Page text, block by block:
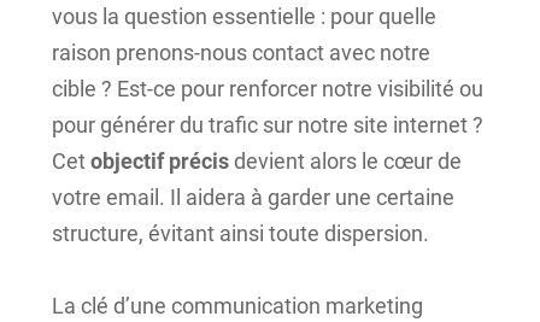
vous la question essentielle : pour quelle
raison prenons-nous contact avec notre
cible ? Est-ce pour renforcer notre visibilité ou
pour générer du trafic sur notre site internet ?
Cetobjectif précisdevient alors le cœur de
votre email. Il aidera à garder une certaine
structure, évitant ainsi toute dispersion.
La clé d’une communication marketing